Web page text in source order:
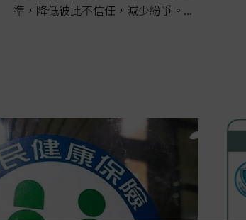
準，降低彼此不信任，減少紛爭。...